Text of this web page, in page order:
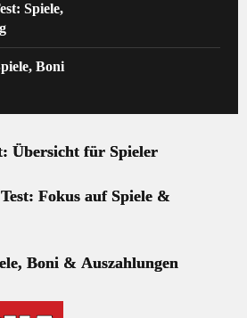
Spiele,
Boni
Übersicht für Spieler
Fokus auf Spiele &
Boni & Auszahlungen